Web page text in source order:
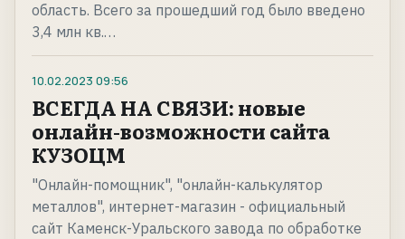
область. Всего за прошедший год было введено
3,4 млн кв.…
10.02.2023 09:56
ВСЕГДА НА СВЯЗИ: новые
онлайн-возможности сайта
КУЗОЦМ
"Онлайн-помощник", "онлайн-калькулятор
металлов", интернет-магазин - официальный
сайт Каменск-Уральского завода по обработке